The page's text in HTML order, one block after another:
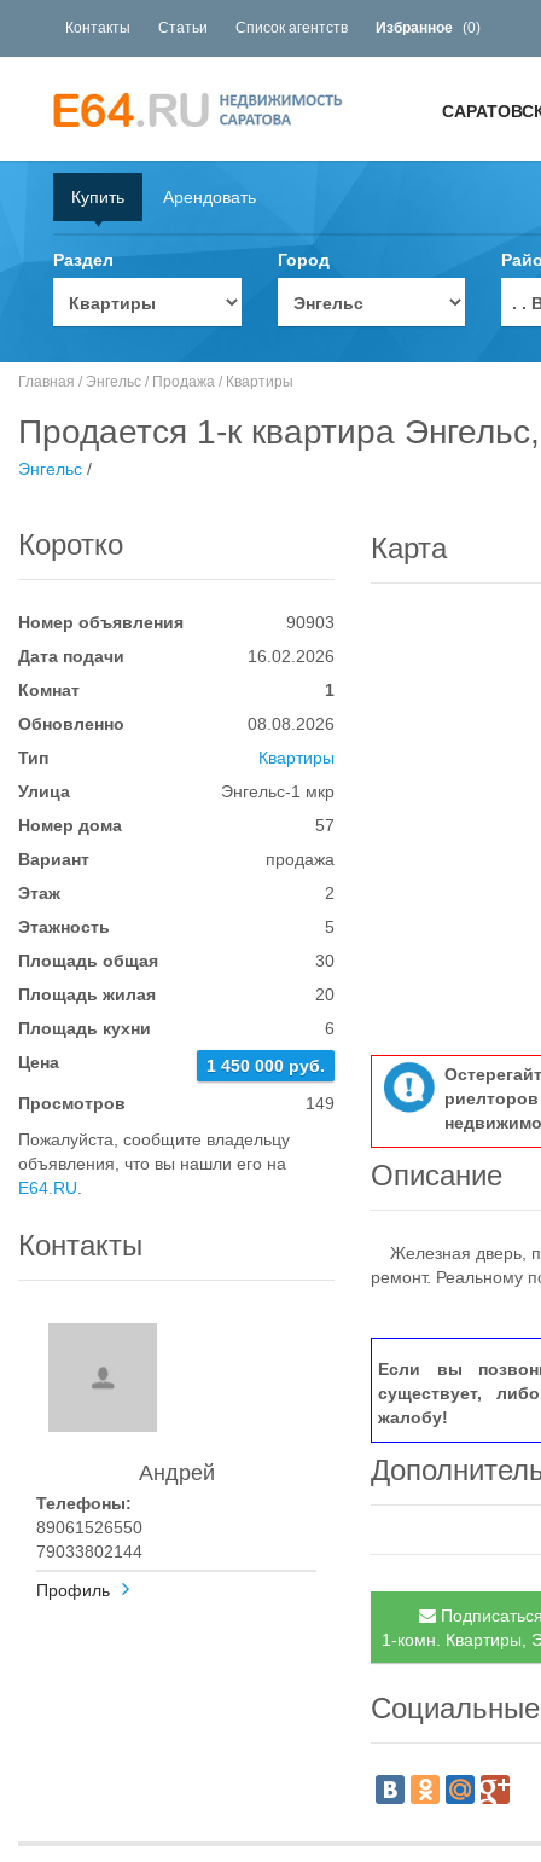
Контакты Статьи Список агентств Избранное (0)
Купить Арендовать
Раздел Город
. .
Главная / Энгельс / Продажа / Квартиры
Продается 1-к квартира
Энгельс /
Коротко
Номер объявления
90903
Дата подачи
16.02.2026
Комнат
1
Обновленно
08.08.2026
Тип
Квартиры
Улица
Энгельс-1 мкр
Номер дома
57
Вариант
продажа
Этаж
2
Этажность
5
Площадь общая
30
Площадь жилая
20
Площадь кухни
6
Цена
1 450 000 руб.
Просмотров
149
Пожалуйста, сообщите владельцу
объявления, что вы нашли его на
E64.RU
Контакты
Андрей
Телефоны:
89061526550
79033802144
Профиль
Карта
Описание
Железная дверь,
ремонт. Реальному
Если вы
существует,
жалобу!
1-комн. Квартиры,